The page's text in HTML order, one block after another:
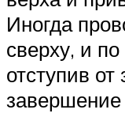
Иногда
сверху, и
отступив